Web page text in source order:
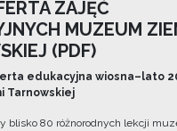
ZAJĘĆ
MUZEUM
(PDF)
edukacyjna wiosna–lato
Tarnowskiej
blisko 80 różnorodnych lekcji